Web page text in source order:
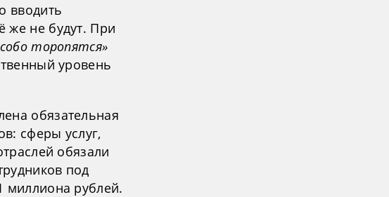
вводить
же не будут. При
торопятся»
уровень
обязательная
сферы услуг,
обязали
под
миллиона рублей.